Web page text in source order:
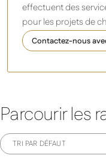
effectuent des
pour les projets de
Contactez-nous
Parcourir les